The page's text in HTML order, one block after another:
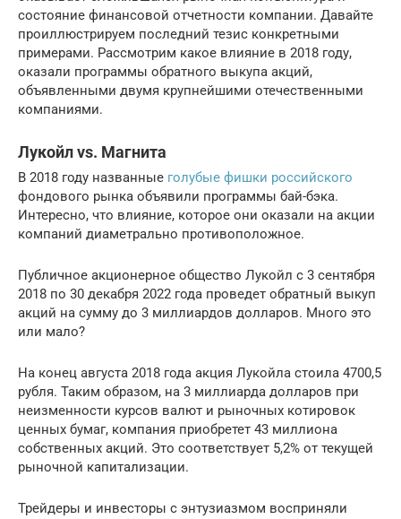
состояние финансовой отчетности компании. Давайте
проиллюстрируем последний тезис конкретными
примерами. Рассмотрим какое влияние в 2018 году,
оказали программы обратного выкупа акций,
объявленными двумя крупнейшими отечественными
компаниями.
Лукойл vs. Магнита
В 2018 году названные голубые фишки российского
фондового рынка объявили программы бай-бэка.
Интересно, что влияние, которое они оказали на акции
компаний диаметрально противоположное.
Публичное акционерное общество Лукойл с 3 сентября
2018 по 30 декабря 2022 года проведет обратный выкуп
акций на сумму до 3 миллиардов долларов. Много это
или мало?
На конец августа 2018 года акция Лукойла стоила 4700,5
рубля. Таким образом, на 3 миллиарда долларов при
неизменности курсов валют и рыночных котировок
ценных бумаг, компания приобретет 43 миллиона
собственных акций. Это соответствует 5,2% от текущей
рыночной капитализации.
Трейдеры и инвесторы с энтузиазмом восприняли